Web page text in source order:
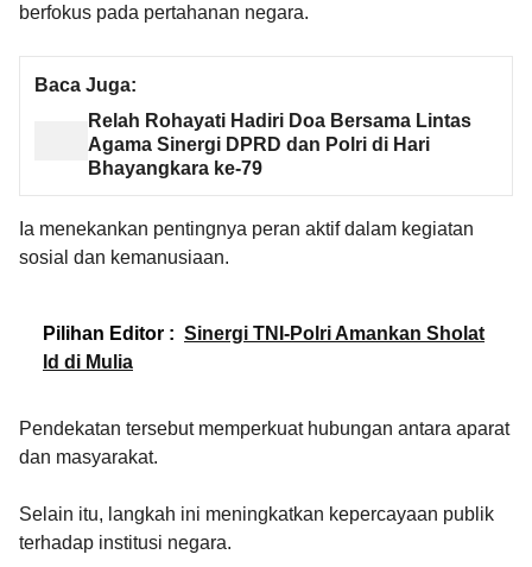
berfokus pada pertahanan negara.
Baca Juga:
Relah Rohayati Hadiri Doa Bersama Lintas
Agama Sinergi DPRD dan Polri di Hari
Bhayangkara ke-79
Ia menekankan pentingnya peran aktif dalam kegiatan
sosial dan kemanusiaan.
Pilihan Editor : Sinergi TNI-Polri Amankan Sholat
Id di Mulia
Pendekatan tersebut memperkuat hubungan antara aparat
dan masyarakat.
Selain itu, langkah ini meningkatkan kepercayaan publik
terhadap institusi negara.